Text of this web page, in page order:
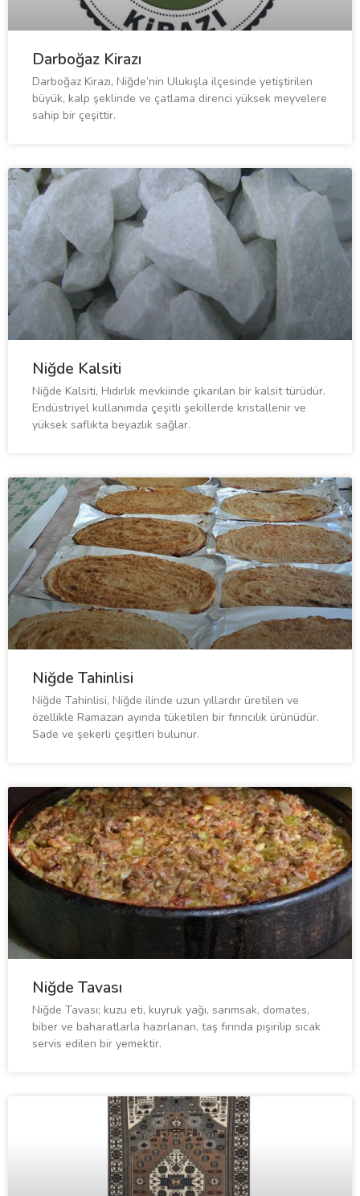
Darboğaz Kirazı
Darboğaz Kirazı, Niğde’nin Ulukışla ilçesinde yetiştirilen
büyük, kalp şeklinde ve çatlama direnci yüksek meyvelere
sahip bir çeşittir.
Niğde Kalsiti
Niğde Kalsiti, Hıdırlık mevkiinde çıkarılan bir kalsit türüdür.
Endüstriyel kullanımda çeşitli şekillerde kristallenir ve
yüksek saflıkta beyazlık sağlar.
Niğde Tahinlisi
Niğde Tahinlisi, Niğde ilinde uzun yıllardır üretilen ve
özellikle Ramazan ayında tüketilen bir fırıncılık ürünüdür.
Sade ve şekerli çeşitleri bulunur.
Niğde Tavası
Niğde Tavası; kuzu eti, kuyruk yağı, sarımsak, domates,
biber ve baharatlarla hazırlanan, taş fırında pişirilip sıcak
servis edilen bir yemektir.